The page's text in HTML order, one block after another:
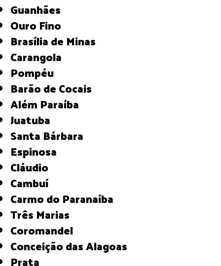
Guanhães
Ouro Fino
Brasília de Minas
Carangola
Pompéu
Barão de Cocais
Além Paraíba
Juatuba
Santa Bárbara
Espinosa
Cláudio
Cambuí
Carmo do Paranaíba
Três Marias
Coromandel
Conceição das Alagoas
Prata